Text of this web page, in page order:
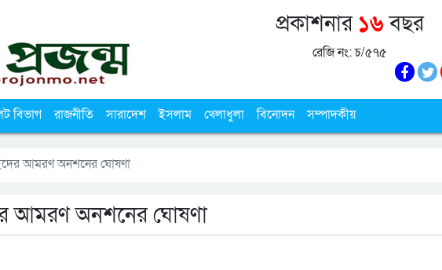
প্রকাশনার ১৬বছর
রেজি নং: চ/৫৭৫
বিভাগ রাজনীতি সারাদেশ ইসলাম খেলাধুলা বিনোদন সম্পাদকীয়
আমরণ অনশনের ঘোষণা
আমরণ অনশনের ঘোষণা